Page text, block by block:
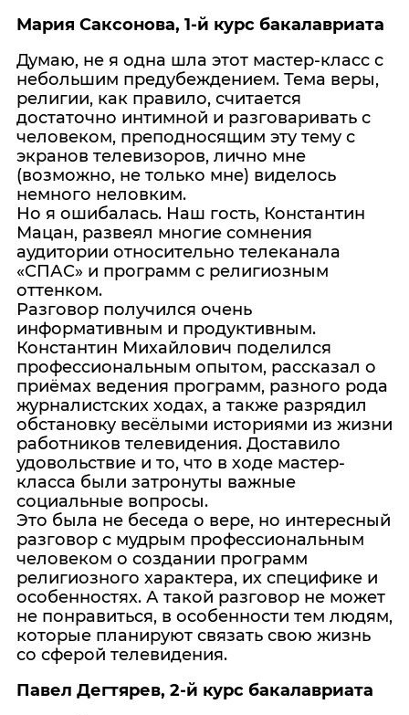
Мария Саксонова, 1-й курс бакалавриата
Думаю, не я одна шла этот мастер-класс с
небольшим предубеждением. Тема веры,
религии, как правило, считается
достаточно интимной и разговаривать с
человеком, преподносящим эту тему с
экранов телевизоров, лично мне
(возможно, не только мне) виделось
немного неловким.
Но я ошибалась. Наш гость, Константин
Мацан, развеял многие сомнения
аудитории относительно телеканала
«СПАС» и программ с религиозным
оттенком.
Разговор получился очень
информативным и продуктивным.
Константин Михайлович поделился
профессиональным опытом, рассказал о
приёмах ведения программ, разного рода
журналистских ходах, а также разрядил
обстановку весёлыми историями из жизни
работников телевидения. Доставило
удовольствие и то, что в ходе мастер-
класса были затронуты важные
социальные вопросы.
Это была не беседа о вере, но интересный
разговор с мудрым профессиональным
человеком о создании программ
религиозного характера, их специфике и
особенностях. А такой разговор не может
не понравиться, в особенности тем людям,
которые планируют связать свою жизнь
со сферой телевидения.
Павел Дегтярев, 2-й курс бакалавриата